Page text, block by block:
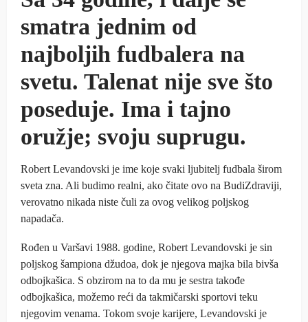
smatra jednim od
najboljih fudbalera na
svetu. Talenat nije sve što
poseduje. Ima i tajno
oružje; svoju suprugu.
Robert Levandovski je ime koje svaki ljubitelj fudbala širom
sveta zna. Ali budimo realni, ako čitate ovo na BudiZdraviji,
verovatno nikada niste čuli za ovog velikog poljskog
napadača.
Rođen u Varšavi 1988. godine, Robert Levandovski je sin
poljskog šampiona džudoa, dok je njegova majka bila bivša
odbojkašica. S obzirom na to da mu je sestra takođe
odbojkašica, možemo reći da takmičarski sportovi teku
njegovim venama. Tokom svoje karijere, Levandovski je